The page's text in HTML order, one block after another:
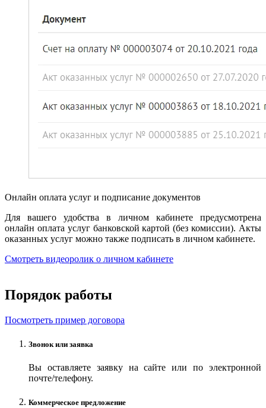
Онлайн оплата услуг и подписание документов
Для вашего удобства в личном кабинете предусмотрена
онлайн оплата услуг банковской картой (без комиссии). Акты
оказанных услуг можно также подписать в личном кабинете.
Смотреть видеоролик о личном кабинете
Порядок работы
Посмотреть пример договора
Звонок или заявка
Вы оставляете заявку на сайте или по электронной
почте/телефону.
Коммерческое предложение